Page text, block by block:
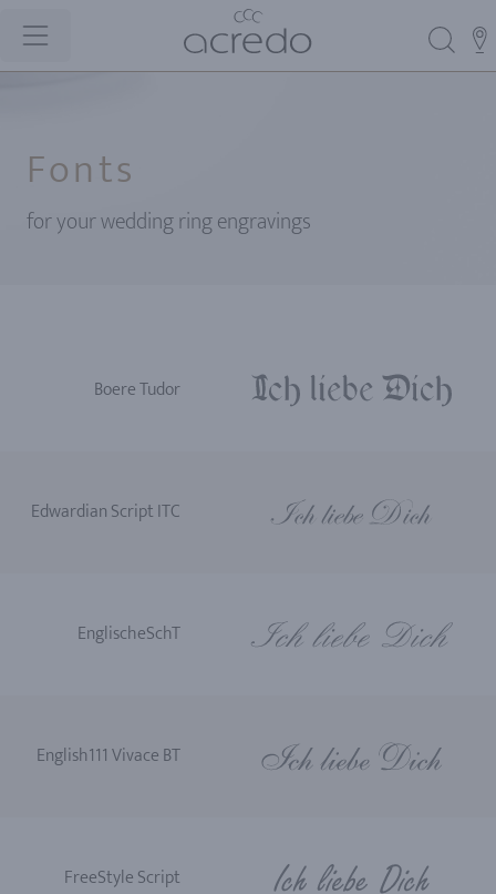
Fonts
for your wedding ring engravings
Boere Tudor
Edwardian Script ITC
EnglischeSchT
English111 Vivace BT
FreeStyle Script